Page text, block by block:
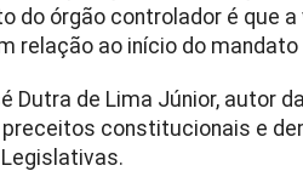
do órgão controlador é que
relação ao início do
Dutra de Lima Júnior, autor
constitucionais e